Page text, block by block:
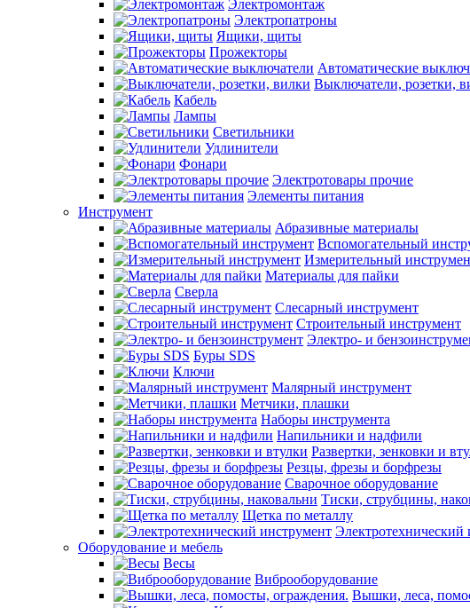
Электромонтаж
Электропатроны
Ящики, щиты
Прожекторы
Автоматические
Выключатели, розетки,
Кабель
Лампы
Светильники
Удлинители
Фонари
Электротовары прочие
Элементы питания
Инструмент
Абразивные материалы
Вспомогательный
Измерительный
Материалы для пайки
Сверла
Слесарный инструмент
Строительный инструмент
Электро- и
Буры SDS
Ключи
Малярный инструмент
Метчики, плашки
Наборы инструмента
Напильники и надфили
Развертки, зенковки и
Резцы, фрезы и борфрезы
Сварочное оборудование
Тиски, струбцины,
Щетка по металлу
Электротехнический
Оборудование и мебель
Весы
Виброоборудование
Вышки, леса,